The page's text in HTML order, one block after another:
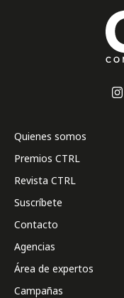
Quienes somos
Premios CTRL
Revista CTRL
Suscríbete
Contacto
Agencias
Área de expertos
Campañas